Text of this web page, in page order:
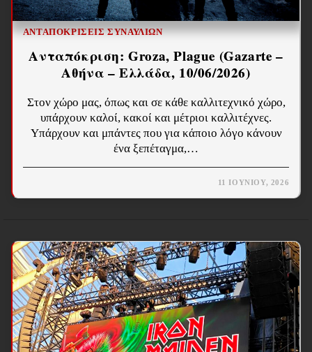
ΑΝΤΑΠΟΚΡΊΣΕΙΣ ΣΥΝΑΥΛΙΏΝ
Ανταπόκριση: Groza, Plague (Gazarte –
Αθήνα – Ελλάδα, 10/06/2026)
Στον χώρο μας, όπως και σε κάθε καλλιτεχνικό χώρο,
υπάρχουν καλοί, κακοί και μέτριοι καλλιτέχνες.
Υπάρχουν και μπάντες που για κάποιο λόγο κάνουν
ένα ξεπέταγμα,…
11 ΙΟΥΝΊΟΥ, 2026